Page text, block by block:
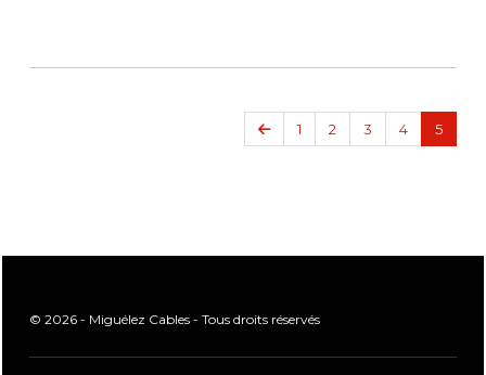
Précédent
1 2 3 4 5
© 2026 - Miguélez Cables - Tous droits réservés